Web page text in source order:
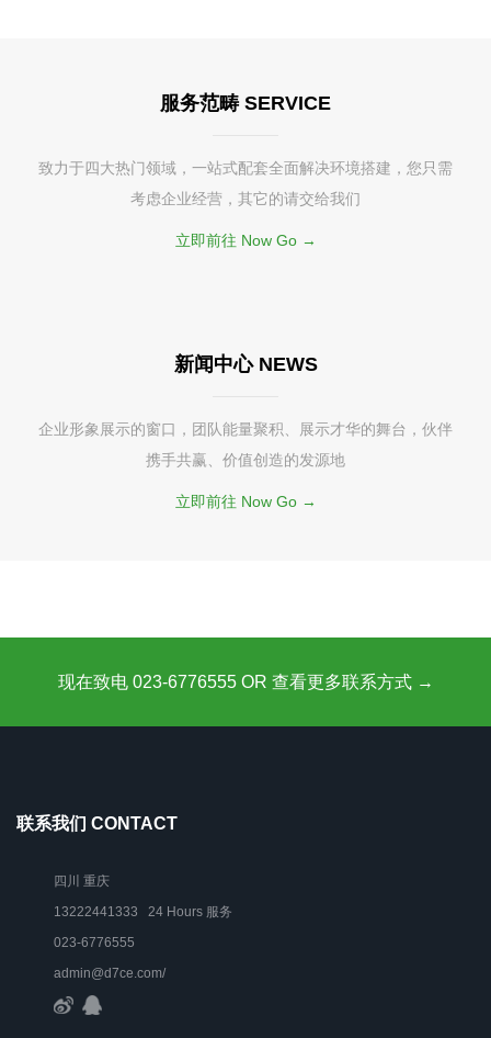
服务范畴 SERVICE
致力于四大热门领域，一站式配套全面解决环境搭建，您只需
考虑企业经营，其它的请交给我们
立即前往 Now Go →
新闻中心 NEWS
企业形象展示的窗口，团队能量聚积、展示才华的舞台，伙伴
携手共赢、价值创造的发源地
立即前往 Now Go →
现在致电 023-6776555 OR 查看更多联系方式 →
联系我们 CONTACT
四川 重庆
13222441333 24 Hours 服务
023-6776555
admin@d7ce.com/